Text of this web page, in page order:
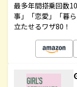
最多年間搭乗回数
事」「恋愛」「暮
立たせるワザ80！